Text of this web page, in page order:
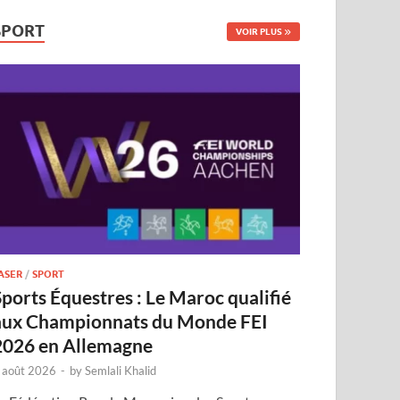
VOIR PLUS
/SPORT
Équestres : Le Maroc qualifié
Championnats du Monde FEI
en Allemagne
2026 - bySemlali Khalid